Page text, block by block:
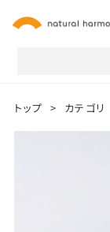
トップ > カテゴリ